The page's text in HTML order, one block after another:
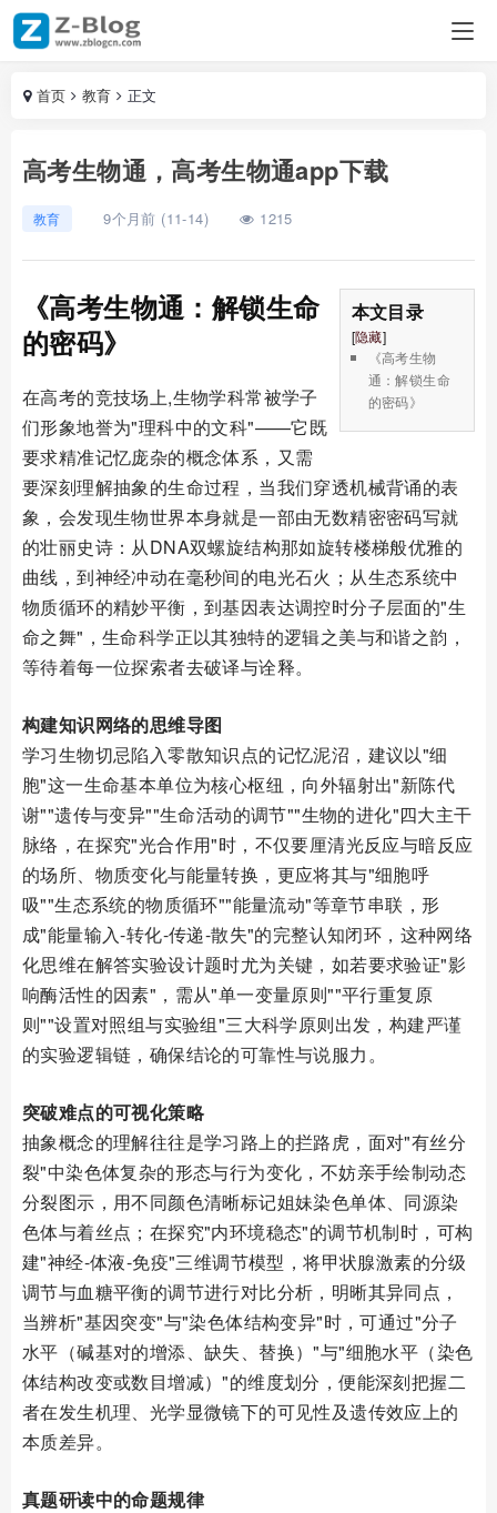
首页 教育 正文
高考生物通，高考生物通app下载
教育 9个月前 (11-14) 1215
本文目录
[隐藏]
《高考生物
通：解锁生命
的密码》
《高考生物通：解锁生命
的密码》
在高考的竞技场上,生物学科常被学子
们形象地誉为"理科中的文科"——它既
要求精准记忆庞杂的概念体系，又需
要深刻理解抽象的生命过程，当我们穿透机械背诵的表
象，会发现生物世界本身就是一部由无数精密密码写就
的壮丽史诗：从DNA双螺旋结构那如旋转楼梯般优雅的
曲线，到神经冲动在毫秒间的电光石火；从生态系统中
物质循环的精妙平衡，到基因表达调控时分子层面的"生
命之舞"，生命科学正以其独特的逻辑之美与和谐之韵，
等待着每一位探索者去破译与诠释。
构建知识网络的思维导图
学习生物切忌陷入零散知识点的记忆泥沼，建议以"细
胞"这一生命基本单位为核心枢纽，向外辐射出"新陈代
谢""遗传与变异""生命活动的调节""生物的进化"四大主干
脉络，在探究"光合作用"时，不仅要厘清光反应与暗反应
的场所、物质变化与能量转换，更应将其与"细胞呼
吸""生态系统的物质循环""能量流动"等章节串联，形
成"能量输入-转化-传递-散失"的完整认知闭环，这种网络
化思维在解答实验设计题时尤为关键，如若要求验证"影
响酶活性的因素"，需从"单一变量原则""平行重复原
则""设置对照组与实验组"三大科学原则出发，构建严谨
的实验逻辑链，确保结论的可靠性与说服力。
突破难点的可视化策略
抽象概念的理解往往是学习路上的拦路虎，面对"有丝分
裂"中染色体复杂的形态与行为变化，不妨亲手绘制动态
分裂图示，用不同颜色清晰标记姐妹染色单体、同源染
色体与着丝点；在探究"内环境稳态"的调节机制时，可构
建"神经-体液-免疫"三维调节模型，将甲状腺激素的分级
调节与血糖平衡的调节进行对比分析，明晰其异同点，
当辨析"基因突变"与"染色体结构变异"时，可通过"分子
水平（碱基对的增添、缺失、替换）"与"细胞水平（染色
体结构改变或数目增减）"的维度划分，便能深刻把握二
者在发生机理、光学显微镜下的可见性及遗传效应上的
本质差异。
真题研读中的命题规律